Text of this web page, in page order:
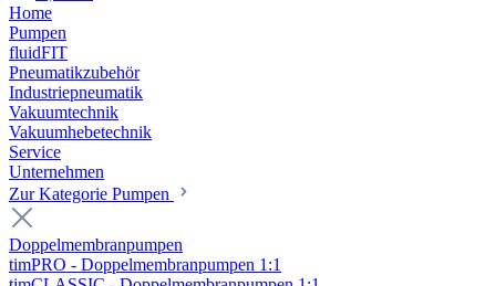
Home
Pumpen
fluidFIT
Pneumatikzubehör
Industriepneumatik
Vakuumtechnik
Vakuumhebetechnik
Service
Unternehmen
Zur Kategorie Pumpen
Doppelmembranpumpen
timPRO - Doppelmembranpumpen 1:1